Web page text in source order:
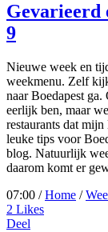
Gevarieerd
9
Nieuwe week en
weekmenu. Zelf
naar Boedapest
eerlijk ben, maar
restaurants dat
leuke tips voor
blog. Natuurlijk
daarom komt er
07:00 /Home /
2 Likes
Deel